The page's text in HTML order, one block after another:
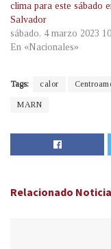
clima para este sábado
Salvador
sábado, 4 marzo 2023
En «Nacionales»
Tags: calor
MARN
Relacionado